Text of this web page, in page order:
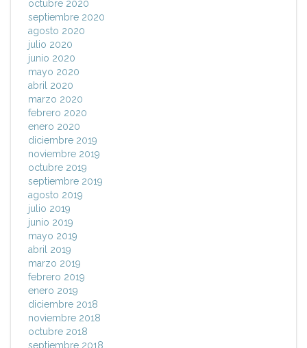
octubre 2020
septiembre 2020
agosto 2020
julio 2020
junio 2020
mayo 2020
abril 2020
marzo 2020
febrero 2020
enero 2020
diciembre 2019
noviembre 2019
octubre 2019
septiembre 2019
agosto 2019
julio 2019
junio 2019
mayo 2019
abril 2019
marzo 2019
febrero 2019
enero 2019
diciembre 2018
noviembre 2018
octubre 2018
septiembre 2018